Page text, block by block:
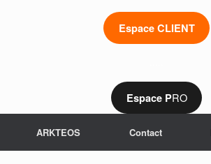
Espace CLIENT
Espace PRO
ARKTEOS Contact